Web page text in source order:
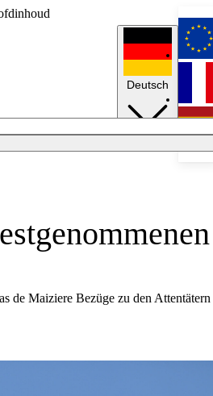
Deutsch
Maiziere Bezüge zu den